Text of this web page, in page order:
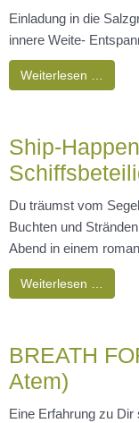
Einladung in die
innere Weite-
Weiterlesen …
Ship-
Du träumst vom
Buchten und
Abend in einem
Weiterlesen …
BREATH
Atem)
Eine Erfahrung zu